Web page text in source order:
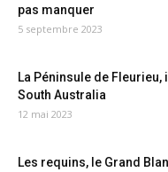
pas manquer
5 septembre 2023
La Péninsule de
South Australia
12 mai 2023
Les requins, le Grand